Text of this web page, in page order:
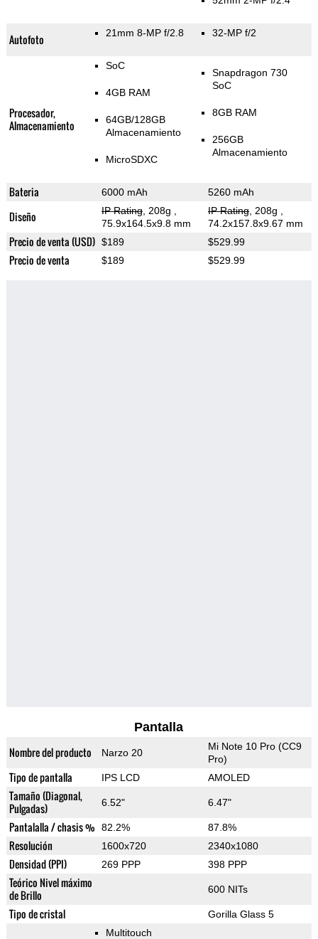
Autofoto 21mm 8-MP f/2.8 32-MP f/2
Procesador,
Almacenamiento
SoC
4GB RAM
64GB/128GB
Almacenamiento
MicroSDXC
Snapdragon 730
SoC
8GB RAM
256GB
Almacenamiento
Bateria 6000 mAh 5260 mAh
Diseño IP Rating, 208g
75.9x164.5x9.8 mm
IP Rating, 208g
74.2x157.8x9.67 mm
Precio de venta (USD) $189 $529.99
Precio de venta $189 $529.99
Pantalla
Nombre del producto Narzo 20
Mi Note 10 Pro (CC9
Pro)
Tipo de pantalla IPS LCD AMOLED
Tamaño (Diagonal,
Pulgadas)
6.52" 6.47"
Pantalalla / chasis % 82.2% 87.8%
Resolución 1600x720 2340x1080
Densidad (PPI) 269 PPP 398 PPP
Teórico Nivel máximo
de Brillo
600 NITs
Tipo de cristal
Gorilla Glass 5
Multitouch